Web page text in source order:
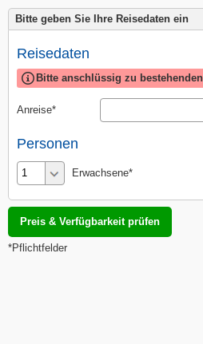
Bitte geben Sie Ihre Reisedaten ein
Reisedaten
Bitte anschlüssig zu
Anreise
Personen
Erwachsene
*Pflichtfelder